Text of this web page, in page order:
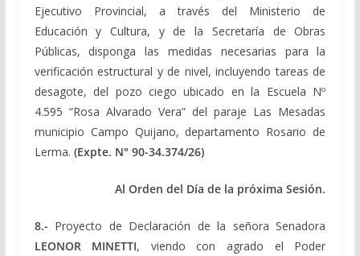
Ejecutivo Provincial, a través del Ministerio de
Educación y Cultura, y de la Secretaría de Obras
Públicas, disponga las medidas necesarias para la
verificación estructural y de nivel, incluyendo tareas de
desagote, del pozo ciego ubicado en la Escuela Nº
4.595 “Rosa Alvarado Vera” del paraje Las Mesadas
municipio Campo Quijano, departamento Rosario de
Lerma. (Expte. N° 90-34.374/26)
Al Orden del Día de la próxima Sesión.
8.- Proyecto de Declaración de la señora Senadora
LEONOR MINETTI, viendo con agrado el Poder